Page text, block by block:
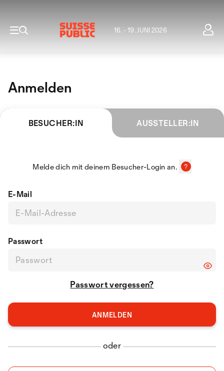
16. - 19. JUNI 2026
Anmelden
BESUCHER:IN AUSSTELLER:IN
Melde dich mit deinem Besucher-Login an.
E-Mail
Passwort
Passwort vergessen?
oder